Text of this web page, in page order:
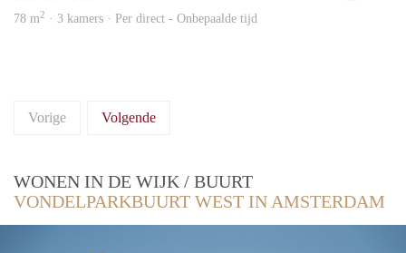
78 m2 · 3 kamers · Per direct - Onbepaalde tijd
Vorige Volgende
WONEN IN DE WIJK / BUURT
VONDELPARKBUURT WEST IN AMSTERDAM